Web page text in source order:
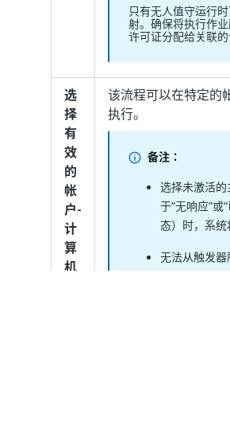
只有无人值守运行
射。确保将执行作
许可证分配给关联的
选
择
有
效
的
帐
户-
计
算
机
该流程可以在特定的
执行。
备注：
选择未激活
于“无响应”或
态）时，系统
无法从触发
中删除或取